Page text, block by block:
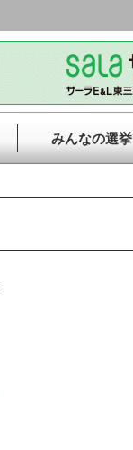
みんなの選挙